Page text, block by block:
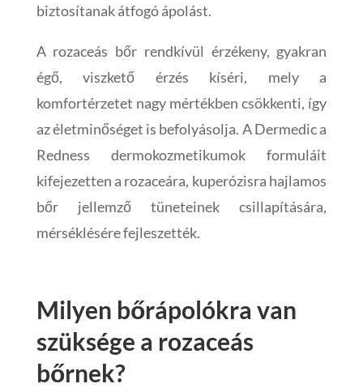
biztosítanak átfogó ápolást.
A rozaceás bőr rendkívül érzékeny, gyakran
égő, viszkető érzés kíséri, mely a
komfortérzetet nagy mértékben csökkenti, így
az életminőséget is befolyásolja. A Dermedic a
Redness dermokozmetikumok formuláit
kifejezetten a rozaceára, kuperózisra hajlamos
bőr jellemző tüneteinek csillapítására,
mérséklésére fejleszették.
Milyen bőrápolókra van
szüksége a rozaceás
bőrnek?